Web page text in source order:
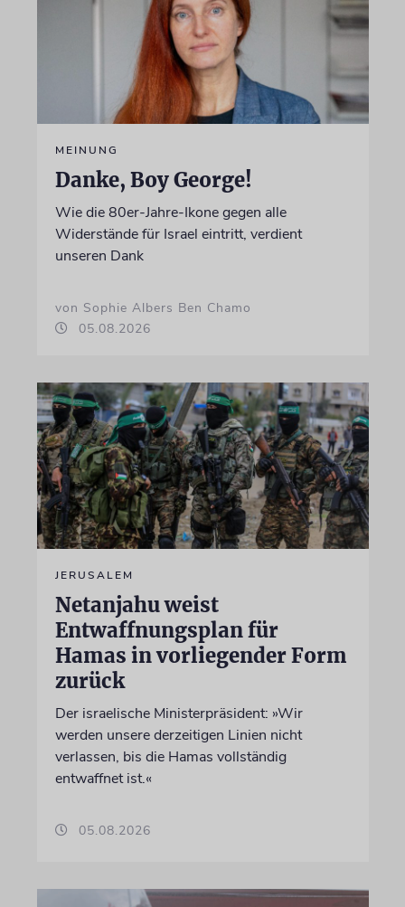
MEINUNG
Danke, Boy George!
Wie die 80er-Jahre-Ikone gegen alle
Widerstände für Israel eintritt, verdient
unseren Dank
von Sophie Albers Ben Chamo
05.08.2026
JERUSALEM
Netanjahu weist
Entwaffnungsplan für
Hamas in vorliegender Form
zurück
Der israelische Ministerpräsident: »Wir
werden unsere derzeitigen Linien nicht
verlassen, bis die Hamas vollständig
entwaffnet ist.«
05.08.2026